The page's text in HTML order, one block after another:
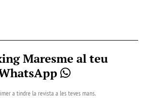
Maresme al teu
a tindre la revista a les teves mans.